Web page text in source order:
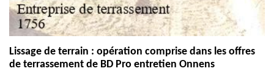
Lissage de terrain : opération comprise dans les offres
de terrassement de BD Pro entretien Onnens